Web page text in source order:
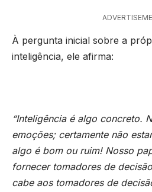
À pergunta inicial sobre a
inteligência, ele afirma:
“Inteligência é algo concreto.
emoções; certamente não
algo é bom ou ruim! Nosso
fornecer tomadores de
cabe aos tomadores de